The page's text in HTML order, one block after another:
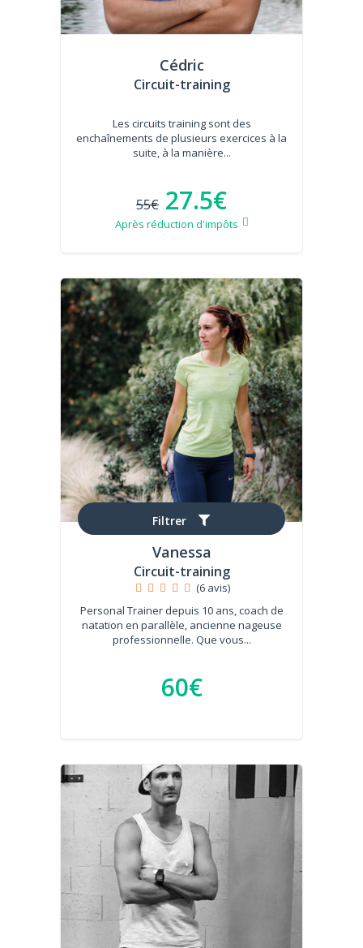
Filtrer
Cédric
Circuit-training
Les circuits training sont des
enchaînements de plusieurs exercices à la
suite, à la manière...
55€ 27.5€
Après réduction d'impôts
Vanessa
Circuit-training
(6 avis)
Personal Trainer depuis 10 ans, coach de
natation en parallèle, ancienne nageuse
professionnelle. Que vous...
60€